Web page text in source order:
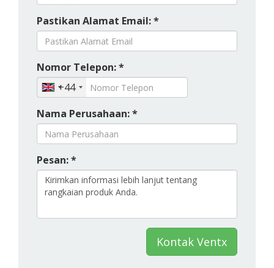
Pastikan Alamat Email: *
Nomor Telepon: *
+44
Nama Perusahaan: *
Pesan: *
Kontak Ventx